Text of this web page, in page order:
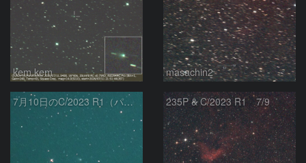
kem.kem masachin2
7月10日のC/2023 R1（パンスターズ彗星） 235P & C/2023 R1 7/9